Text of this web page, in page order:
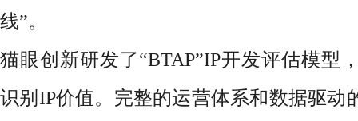
线”。
猫眼创新研发了“BTAP”IP开发评估模型
识别 IP价值。完整的运营体系和数据驱动